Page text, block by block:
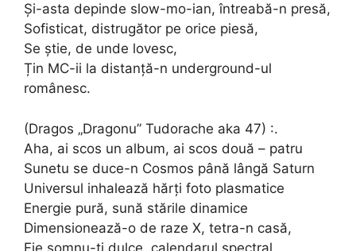
Și-asta depinde slow-mo-ian, întreabă-n presă,
Sofisticat, distrugător pe orice piesă,
Se știe, de unde lovesc,
Țin MC-ii la distanță-n underground-ul
românesc.
(Dragos „Dragonu” Tudorache aka 47) :.
Aha, ai scos un album, ai scos două – patru
Sunetu se duce-n Cosmos până lângă Saturn
Universul inhalează hărți foto plasmatice
Energie pură, sună stările dinamice
Dimensionează-o de raze X, tetra-n casă,
Fie somnu-ți dulce, calendarul spectral